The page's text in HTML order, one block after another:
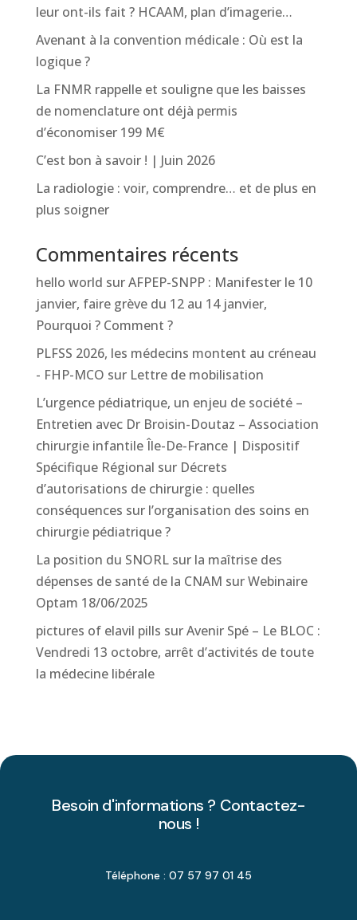
leur ont-ils fait ? HCAAM, plan d’imagerie…
Avenant à la convention médicale : Où est la
logique ?
La FNMR rappelle et souligne que les baisses
de nomenclature ont déjà permis
d’économiser 199 M€
C’est bon à savoir ! | Juin 2026
La radiologie : voir, comprendre… et de plus en
plus soigner
Commentaires récents
hello world surAFPEP-SNPP : Manifester le 10
janvier, faire grève du 12 au 14 janvier,
Pourquoi ? Comment ?
PLFSS 2026, les médecins montent au créneau
- FHP-MCO sur Lettre de mobilisation
L’urgence pédiatrique, un enjeu de société –
Entretien avec Dr Broisin-Doutaz – Association
chirurgie infantile Île-De-France | Dispositif
Spécifique Régional sur Décrets
d’autorisations de chirurgie : quelles
conséquences sur l’organisation des soins en
chirurgie pédiatrique ?
La position du SNORL sur la maîtrise des
dépenses de santé de la CNAM surWebinaire
Optam 18/06/2025
pictures of elavil pills surAvenir Spé – Le BLOC :
Vendredi 13 octobre, arrêt d’activités de toute
la médecine libérale
Besoin d'informations ? Contactez-
nous !
Téléphone : 07 57 97 01 45